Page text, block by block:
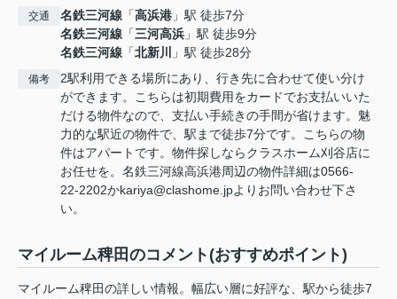
交通 名鉄三河線 「高浜港 」駅 徒歩7分
名鉄三河線 「三河高浜 」駅 徒歩9分
名鉄三河線 「北新川 」駅 徒歩28分
備考
2駅利用できる場所にあり、行き先に合わせて使い分け
ができます。こちらは初期費用をカードでお支払いいた
だける物件なので、支払い手続きの手間が省けます。魅
力的な駅近の物件で、駅まで徒歩7分です。こちらの物
件はアパートです。物件探しならクラスホーム刈谷店に
お任せを。名鉄三河線高浜港周辺の物件詳細は0566-
22-2202かkariya@clashome.jpよりお問い合わせ下さ
い。
マイルーム稗田のコメント(おすすめポイント)
マイルーム稗田の詳しい情報。幅広い層に好評な、駅から徒歩7